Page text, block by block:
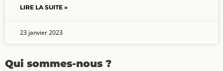
LIRE LA SUITE »
23 janvier 2023
Qui sommes-nous ?